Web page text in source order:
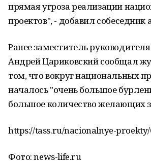
прямая угроза реализации
проектов", - добавил собеседник
Ранее заместитель
Андрей Цариковский сообщал
том, что вокруг национальных
началось "очень большое
большое количество желающих
https://tass.ru/nacionalnye-proekty/
Фото: news-life.ru